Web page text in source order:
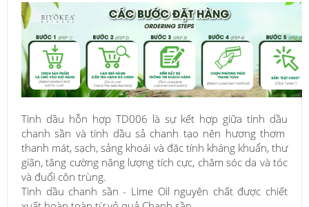
Tinh dầu hỗn hợp TD006 là sự kết hợp giữa tinh dầu
chanh sần và tinh dầu sả chanh tạo nên hương thơm
thanh mát, sạch, sảng khoái và đặc tính kháng khuẩn, thư
giãn, tăng cường năng lượng tích cực, chăm sóc da và tóc
và đuổi côn trùng.
Tinh dầu chanh sần - Lime Oil nguyên chất được chiết